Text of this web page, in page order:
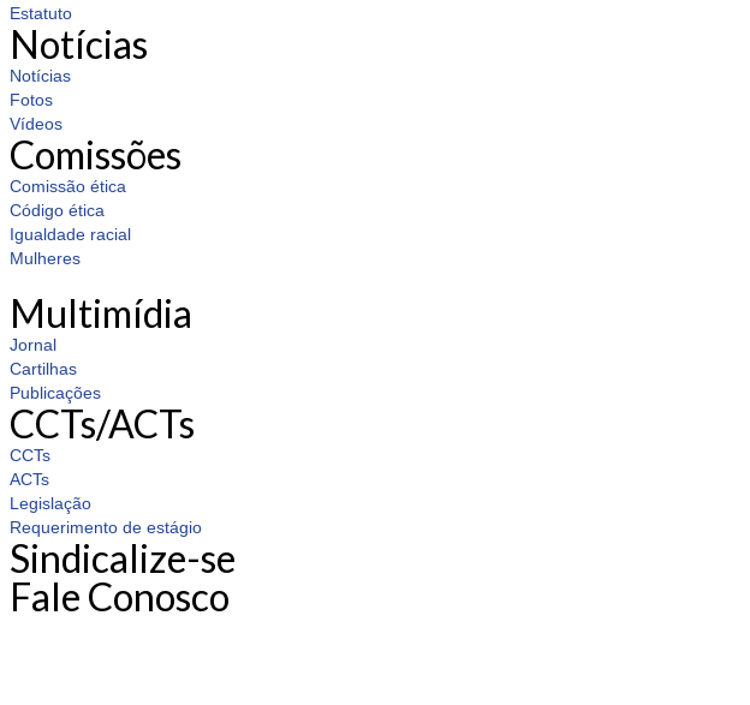
Estatuto
Notícias
Notícias
Fotos
Vídeos
Comissões
Comissão ética
Código ética
Igualdade racial
Mulheres
Multimídia
Jornal
Cartilhas
Publicações
CCTs/ACTs
CCTs
ACTs
Legislação
Requerimento de estágio
Sindicalize-se
Fale Conosco